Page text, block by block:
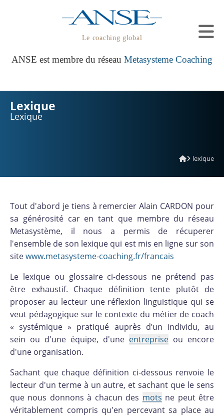
Le coaching global
ANSE est membre du réseau Metasysteme Coaching
Lexique
Lexique
lexique
Tout d'abord je tiens à remercier Alain CARDON pour
sa générosité car en tant que membre du réseau
Metasystème, il nous a permis de récuperer
l'ensemble de son lexique qui est mis en ligne sur son
sitewww.metasysteme-coaching.fr/francais
Le lexique ou glossaire ci-dessous ne prétend pas
être exhaustif. Chaque définition tente plutôt de
proposer au lecteur une réflexion linguistique qui se
veut pédagogique sur le contexte du métier de coach
« systémique » pratiqué auprès d’un individu, au
sein ou d'une équipe, d'une entreprise ou encore
d'une organisation.
Sachant que chaque définition ci-dessous renvoie le
lecteur d'un terme à un autre, et sachant que le sens
que nous donnons à chacun des mots ne peut être
véritablement compris qu'en percevant sa place au